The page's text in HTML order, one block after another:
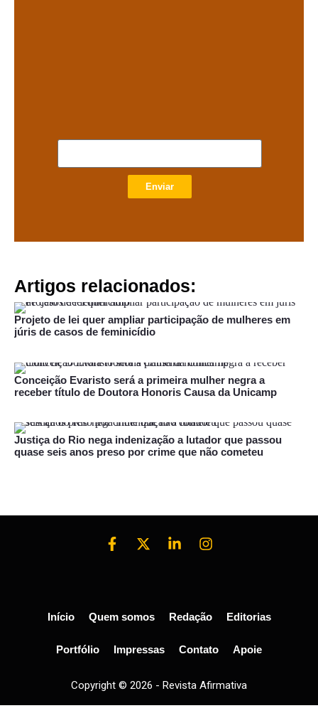
Enviar
Artigos relacionados:
Projeto de lei quer ampliar participação de mulheres em
júris de casos de feminicídio
Conceição Evaristo será a primeira mulher negra a
receber título de Doutora Honoris Causa da Unicamp
Justiça do Rio nega indenização a lutador que passou
quase seis anos preso por crime que não cometeu
Copyright © 2026 - Revista Afirmativa
Início Quem somos Redação Editorias
Portfólio Impressas Contato Apoie